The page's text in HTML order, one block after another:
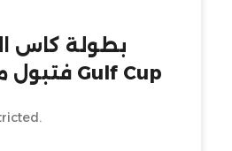
بطولة كاس
فتبول مانيجر | 2020 Gulf Cup